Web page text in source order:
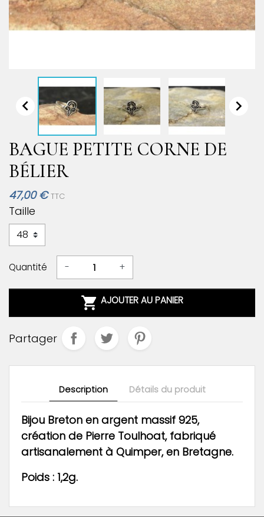
 
BAGUE PETITE CORNE DE
BÉLIER
47,00 € TTC
Taille
Quantité - +
 AJOUTER AU PANIER
Partager
Description Détails du produit
Bijou Breton en argent massif 925,
création de Pierre Toulhoat, fabriqué
artisanalement à Quimper,en Bretagne.
Poids : 1,2g.